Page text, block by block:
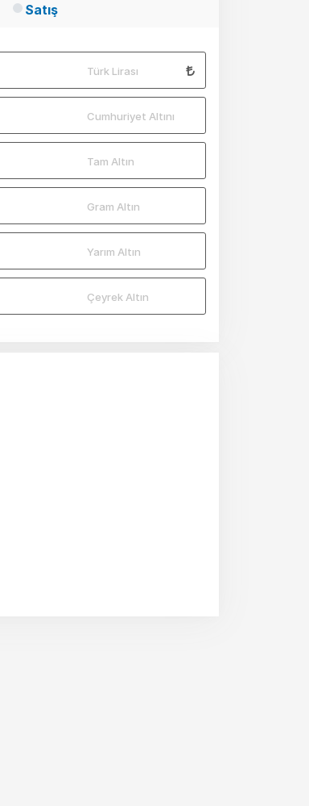
Satış
Türk Lirası
Cumhuriyet Altını
Tam Altın
Gram Altın
Yarım Altın
Çeyrek Altın